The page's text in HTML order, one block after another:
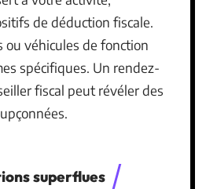
de déduction fiscale.
ou véhicules de fonction
spécifiques. Un rendez-
fiscal peut révéler des
superflues